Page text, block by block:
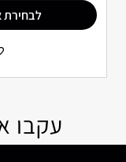
לבחירת
עקבו